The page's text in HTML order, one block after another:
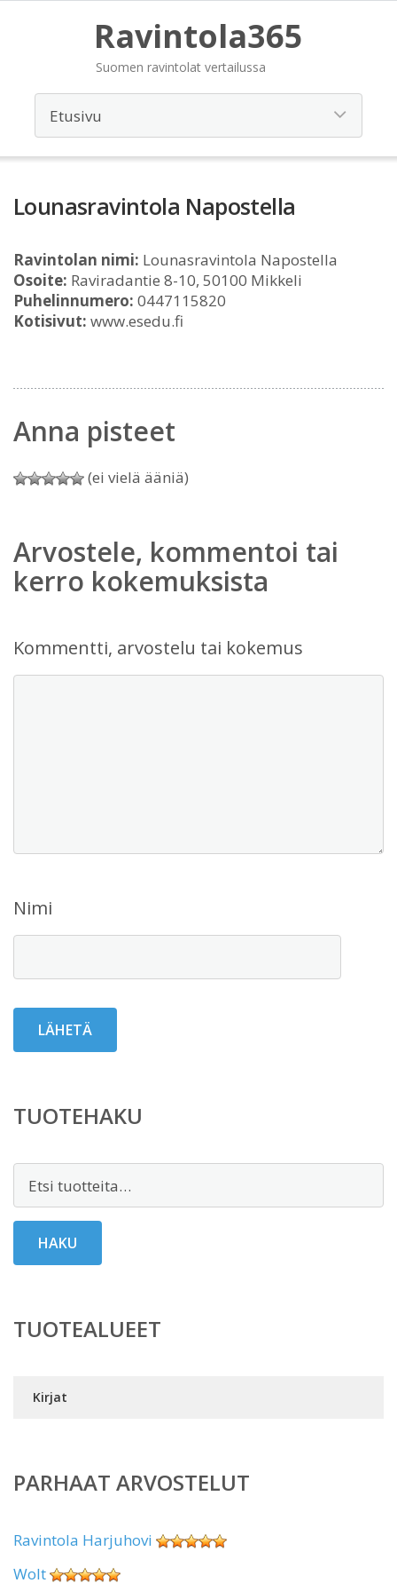
Ravintola365
Suomen ravintolat vertailussa
Lounasravintola Napostella
Ravintolan nimi: Lounasravintola Napostella
Osoite: Raviradantie 8-10, 50100 Mikkeli
Puhelinnumero: 0447115820
Kotisivut: www.esedu.fi
Anna pisteet
(ei vielä ääniä)
Arvostele, kommentoi tai
kerro kokemuksista
Kommentti, arvostelu tai kokemus
Nimi
TUOTEHAKU
HAKU
TUOTEALUEET
Kirjat
PARHAAT ARVOSTELUT
Ravintola Harjuhovi
Wolt